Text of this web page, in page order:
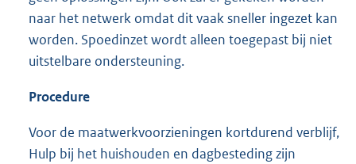
naar het netwerk omdat dit vaak sneller ingezet kan
worden. Spoedinzet wordt alleen toegepast bij niet
uitstelbare ondersteuning.
Procedure
Voor de maatwerkvoorzieningen kortdurend verblijf,
Hulp bij het huishouden en dagbesteding zijn